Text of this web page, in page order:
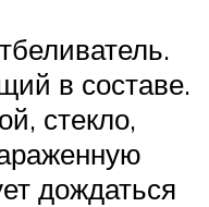
в составе.
стекло,
дождаться